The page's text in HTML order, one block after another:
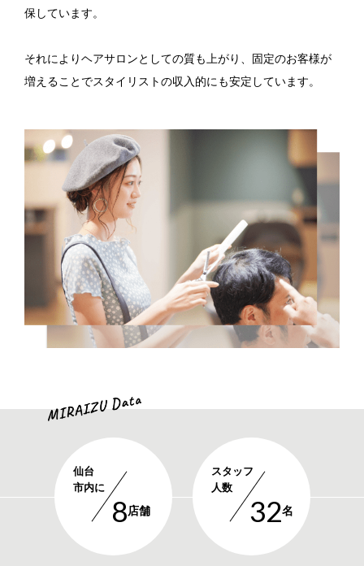
保しています。
それによりヘアサロンとしての質も上がり、固定のお客様が
増えることでスタイリストの収入的にも安定しています。
仙台
市内に
8店舗
スタッフ
人数
32名